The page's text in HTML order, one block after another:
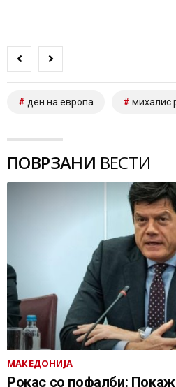
ден на европа михалис
ПОВРЗАНИ ВЕСТИ
МАКЕДОНИЈА
Рокас со пофалби: